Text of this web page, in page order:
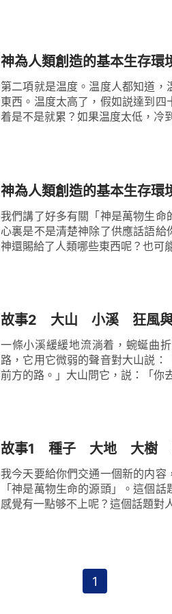
神為人類創造的基本生存
第二項就是温度。温度人都知道
東西。温度太高了，假如説達到
着是不是就累？如果温度太低，冷
神為人類創造的基本生存
我們講了好多有關「神是萬物生
心裏是不是清楚神除了供應話語給
神還賜給了人類哪些東西呢？也可
故事2 大山 小溪 狂風與
一條小溪緩緩地流淌着，蜿蜒曲
路，它用它微弱的聲音對大山説
前方的路。」大山問它，説：「你
故事1 種子 大地 大樹
我今天要給你們交通一個新的内
「神是萬物生命的源頭」。這個
感覺有一點够不上呢？這個話題對
1